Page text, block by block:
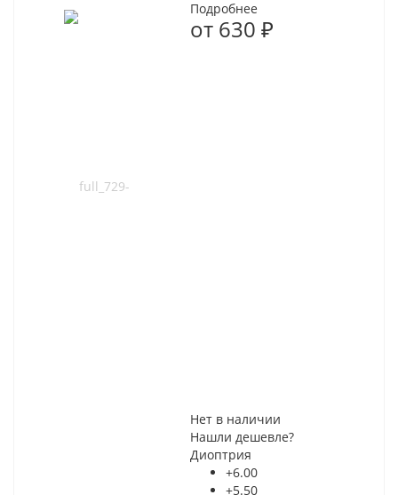
Подробнее
от 630 ₽
Нет в наличии
Нашли дешевле?
Диоптрия
+6.00
+5.50